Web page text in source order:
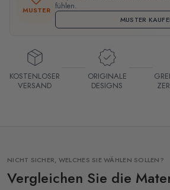
MUSTER fühlen.
MUSTER
KOSTENLOSER
VERSAND
ORIGINALE
DESIGNS
NICHT SICHER, WELCHES SIE WÄHLEN SOLLEN?
Vergleichen Sie die